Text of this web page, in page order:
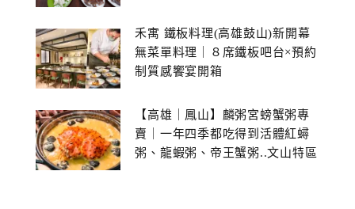
禾寓 鐵板料理(高雄鼓山)新開幕
無菜單料理｜８席鐵板吧台×預約
制質感饗宴開箱
【高雄｜鳳山】麟粥宮螃蟹粥專
賣｜一年四季都吃得到活體紅蟳
粥、龍蝦粥、帝王蟹粥..文山特區